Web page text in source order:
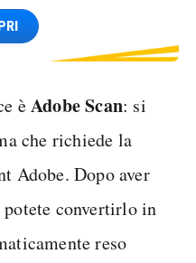
èAdobe Scan: si
che richiede la
Adobe. Dopo aver
convertirlo in
reso